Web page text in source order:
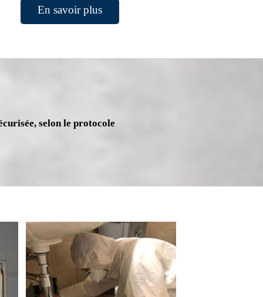
En savoir plus
selon le protocole